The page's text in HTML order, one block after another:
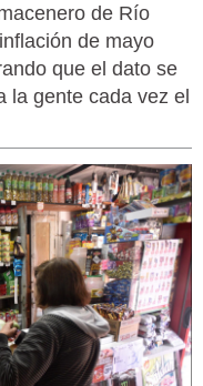
de Río
de mayo
que el dato se
la gente cada vez el